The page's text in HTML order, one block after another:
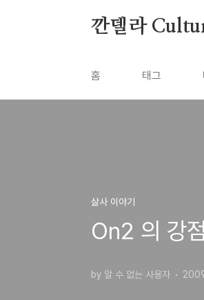
깐델라
홈 태그
살사 이야기
On2 의 강점
by 알 수 없는 사용자